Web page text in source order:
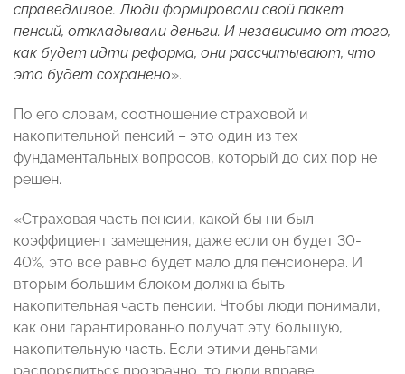
справедливое. Люди формировали свой пакет
пенсий, откладывали деньги. И независимо от того,
как будет идти реформа, они рассчитывают, что
это будет сохранено».
По его словам, соотношение страховой и
накопительной пенсий – это один из тех
фундаментальных вопросов, который до сих пор не
решен.
«Страховая часть пенсии, какой бы ни был
коэффициент замещения, даже если он будет 30-
40%, это все равно будет мало для пенсионера. И
вторым большим блоком должна быть
накопительная часть пенсии. Чтобы люди понимали,
как они гарантированно получат эту большую,
накопительную часть. Если этими деньгами